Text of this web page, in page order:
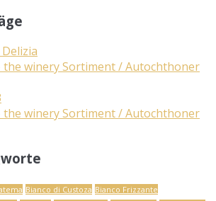
the winery Sortiment / Autochthoner
the winery Sortiment / Autochthoner
Bianco di Custoza Bianco Frizzante